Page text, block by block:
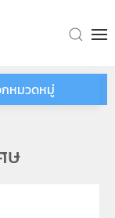
กหมวดหมู่
ษ